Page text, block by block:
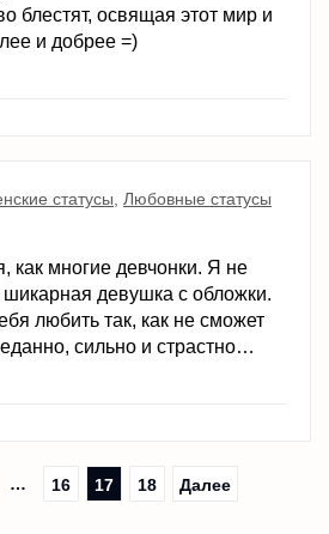
блестят, освящая этот мир и
и добрее =)
статусы Любовные статусы
как многие девчонки. Я не
девушка с обложки.
любить так, как не сможет
сильно и страстно…
… 16 17 18 Далее